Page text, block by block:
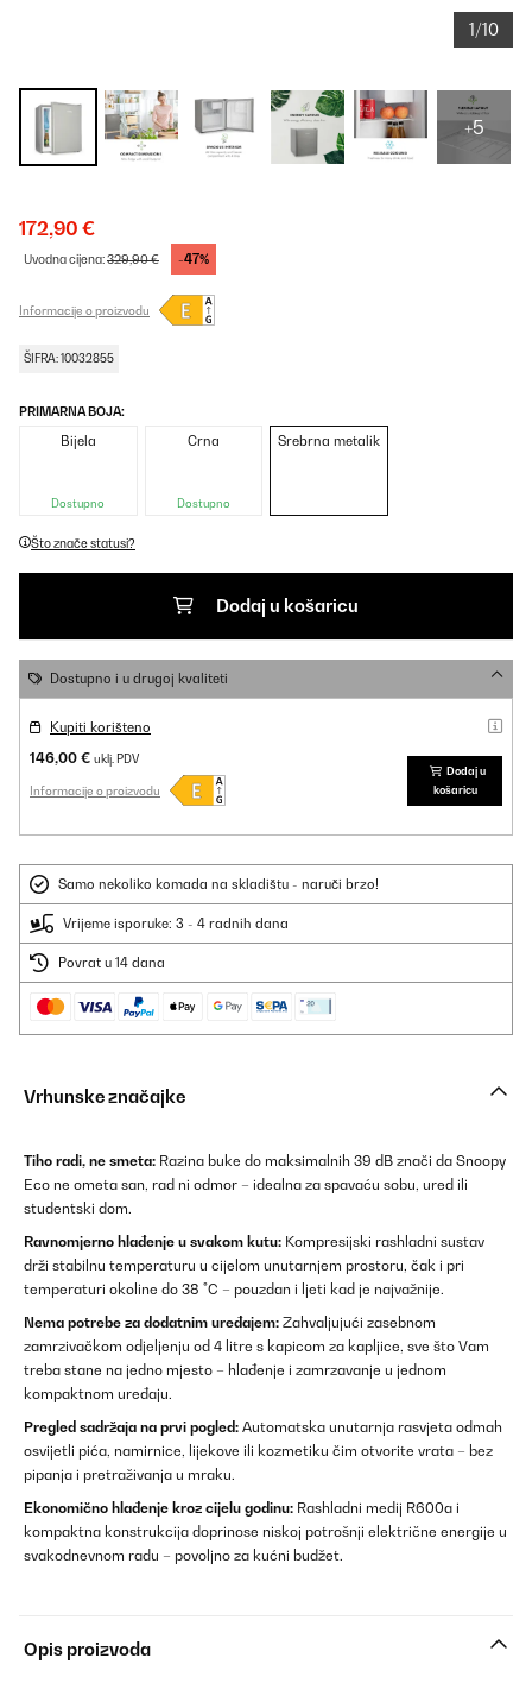
1/10
+5
172,90 €
Uvodna cijena:329,90 € -47%
Informacije o proizvodu
ŠIFRA: 10032855
PRIMARNA BOJA:
Bijela
Dostupno
Crna
Dostupno
Srebrna metalik
Što znače statusi?
Dodaj u košaricu
Dostupno i u drugoj kvaliteti
Kupiti korišteno
146,00 € uklj. PDV
Informacije o proizvodu
Dodaj u
košaricu
Samo nekoliko komada na skladištu - naruči brzo!
Vrijeme isporuke: 3 - 4 radnih dana
Povrat u 14 dana
Vrhunske značajke
Tiho radi, ne smeta: Razina buke do maksimalnih 39 dB znači da Snoopy
Eco ne ometa san, rad ni odmor – idealna za spavaću sobu, ured ili
studentski dom.
Ravnomjerno hlađenje u svakom kutu: Kompresijski rashladni sustav
drži stabilnu temperaturu u cijelom unutarnjem prostoru, čak i pri
temperaturi okoline do 38 °C – pouzdan i ljeti kad je najvažnije.
Nema potrebe za dodatnim uređajem: Zahvaljujući zasebnom
zamrzivačkom odjeljenju od 4 litre s kapicom za kapljice, sve što Vam
treba stane na jedno mjesto – hlađenje i zamrzavanje u jednom
kompaktnom uređaju.
Pregled sadržaja na prvi pogled: Automatska unutarnja rasvjeta odmah
osvijetli pića, namirnice, lijekove ili kozmetiku čim otvorite vrata – bez
pipanja i pretraživanja u mraku.
Ekonomično hlađenje kroz cijelu godinu: Rashladni medij R600a i
kompaktna konstrukcija doprinose niskoj potrošnji električne energije u
svakodnevnom radu – povoljno za kućni budžet.
Opis proizvoda